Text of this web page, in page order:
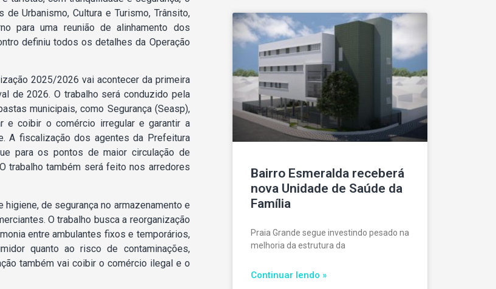
Urbanismo, Cultura e Turismo, Trânsito,
para uma reunião de alinhamento dos
definiu todos os detalhes da Operação
2025/2026 vai acontecer da primeira
de 2026. O trabalho será conduzido pela
municipais, como Segurança (Seasp),
e coibir o comércio irregular e garantir a
A fiscalização dos agentes da Prefeitura
para os pontos de maior circulação de
trabalho também será feito nos arredores
de segurança no armazenamento e
O trabalho busca a reorganização
entre ambulantes fixos e temporários,
quanto ao risco de contaminações,
também vai coibir o comércio ilegal e o
Bairro Esmeralda receberá
nova Unidade de Saúde da
Família
Praia Grande segue investindo pesado na
melhoria da estrutura da
Continuar lendo »